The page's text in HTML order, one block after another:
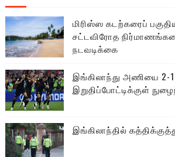
மிரிஸ்ஸ கடற்கரைப்
சட்டவிரோத
நடவடிக்கை
இங்கிலாந்து அணியை 2-
இறுதிப்போட்டிக்குள்
இங்கிலாந்தில்